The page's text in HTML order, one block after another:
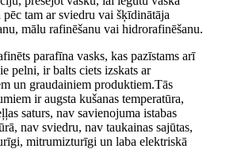
pēc tam ar sviedru vai šķīdinātāja
mālu rafinēšanu vai hidrorafinēšanu.
parafīna vasks, kas pazīstams arī
pelni, ir balts ciets izskats ar
un graudainiem produktiem.Tās
ir augsta kušanas temperatūra,
saturs, nav savienojuma istabas
nav sviedru, nav taukainas sajūtas,
mitrumizturīgi un laba elektriskā